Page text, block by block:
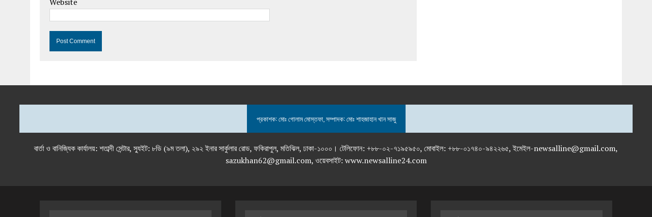
প্রকাশক: মোঃ গোলাম মোস্তফা, সম্পাদক: মোঃ শাহজাহান খান সাজু
বার্তা ও বানিজ্যিক কার্যালয়: শতাব্দী সেন্টার, স্যুইট: ৮ডি (৯ম তলা), ২৯২ ইনার সার্কুলার রোড, ফকিরাপুল, মতিঝিল, ঢাকা-১০০০। টেলিফোন: +৮৮-০২-৭১৯৫৯৫০, মোবাইল: +৮৮-০১৭৪০-৯৪২২৬৫, ইমেইল-newsalline@gmail.com,
sazukhan62@gmail.com, ওয়েবসাইট: www.newsalline24.com